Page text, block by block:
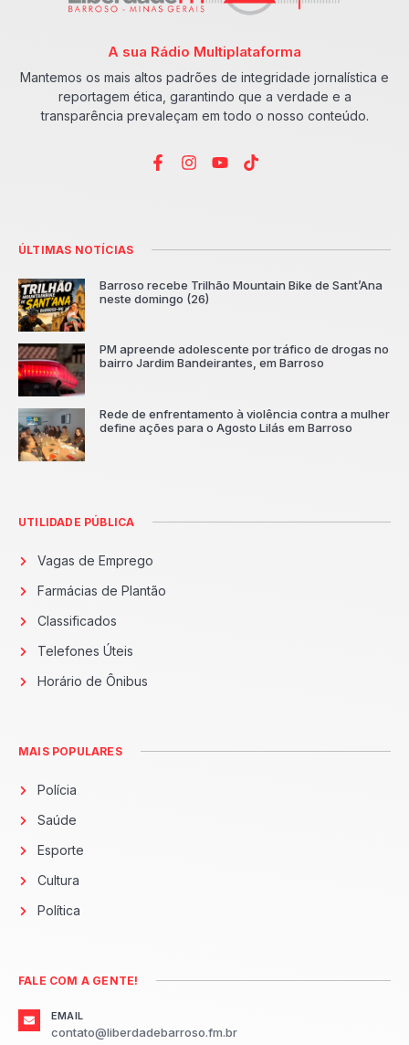
A sua Rádio Multiplataforma
Mantemos os mais altos padrões de integridade jornalística e
reportagem ética, garantindo que a verdade e a
transparência prevaleçam em todo o nosso conteúdo.
ÚLTIMAS NOTÍCIAS
Barroso recebe Trilhão Mountain Bike de Sant’Ana
neste domingo (26)
PM apreende adolescente por tráfico de drogas no
bairro Jardim Bandeirantes, em Barroso
Rede de enfrentamento à violência contra a mulher
define ações para o Agosto Lilás em Barroso
UTILIDADE PÚBLICA
Vagas de Emprego
Farmácias de Plantão
Classificados
Telefones Úteis
Horário de Ônibus
MAIS POPULARES
Polícia
Saúde
Esporte
Cultura
Política
FALE COM A GENTE!
EMAIL
contato@liberdadebarroso.fm.br